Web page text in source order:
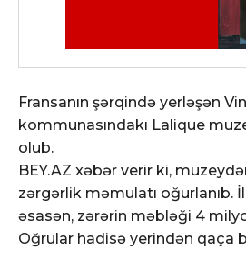
Fransanın şərqində yerləşən
kommunasındakı Lalique
olub.
BEY.AZ xəbər verir ki,
zərgərlik məmulatı oğurlanıb.
əsasən, zərərin məbləği 4
Oğrular hadisə yerindən qaça